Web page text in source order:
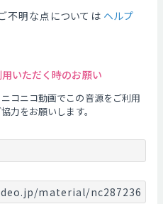
不明な点については ヘルプ
いただく時のお願い
コニコ動画でこの音源をご利用
力をお願いします。
material/nc287236